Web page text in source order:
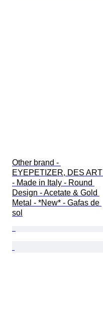
Other brand -
EYEPETIZER, DES ART
- Made in Italy - Round
Design - Acetate & Gold
Metal - *New* - Gafas de
sol